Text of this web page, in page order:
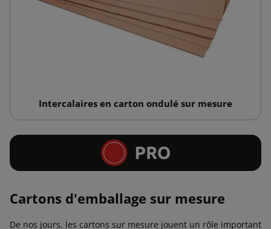
Intercalaires en carton ondulé sur mesure
Cartons d'emballage sur mesure
De nos jours, les cartons sur mesure jouent un rôle important